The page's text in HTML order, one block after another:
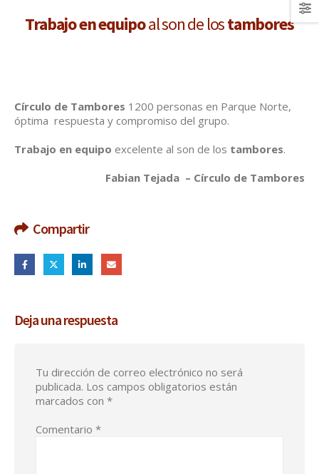
Trabajo en equipoal son de lostambores
Círculo de Tambores 1200 personas en Parque Norte,
óptima respuesta y compromiso del grupo.
Trabajo en equipo excelente al son de los tambores.
Fabian Tejada – Círculo de Tambores
Compartir
Deja una respuesta
Tu dirección de correo electrónico no será
publicada. Los campos obligatorios están
marcados con *
Comentario *